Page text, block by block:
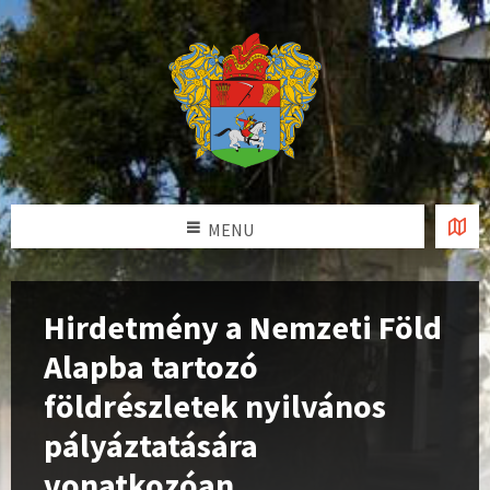
MENU
Hirdetmény a Nemzeti Föld
Alapba tartozó
földrészletek nyilvános
pályáztatására